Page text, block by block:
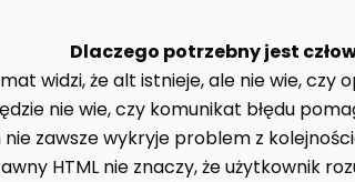
Dlaczego potrzebny jest
widzi, że alt istnieje, ale nie wie, czy
nie wie, czy komunikat błędu
nie zawsze wykryje problem z
HTML nie znaczy, że użytkownik